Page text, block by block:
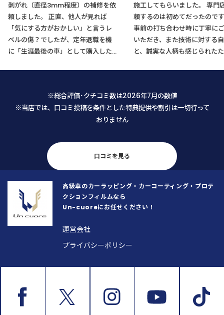
剥がれ（直径3mm程度）の補修を依
頼しました。 正直、他人が見れば
「気にする方がおかしい」と言うレ
ベルの傷？でしたが、定年退職を機
に「生涯最後の車」として購入した
い内容にもかかわらず代表の馬場さ
んから迅速かつ丁寧な返信を頂戴
し、まずそこで安心致しました。 予
気にし、何にこだわっているのか」
を正確に把握するために、本当に誠
実に話を聞いてくださいました。
間、不安な気持ちがスッと消えとて
も安心したと同時に、顧客の要望や
こだわりを真摯にヒアリングし正確
に把握することがいかに大切か、こ
の歳になって若い馬場さんから改め
て学ばせて頂いた次第です。 そし
と汲み取っていただけたからこそ、
く素晴らしい状態に仕上げてくださ
いました。 馬場さんの対応は終始一
施工してもらいました。 専門店に依
頼するのは初めてだったので
事前の打ち合わせ時に丁寧に
いただき、また技術に対する
と、誠実な人柄も感じられた
の乗車が楽しくなりそうです。
※総合評価･クチコミ数は2026年7月の数値
※当店では、口コミ投稿を条件とした特典提供や割引は一切行って
おりません
口コミを見る
高級車のカーラッピング・カーコーティング・プロテ
クションフィルムなら
Un-cuoreにお任せください！
運営会社
プライバシーポリシー